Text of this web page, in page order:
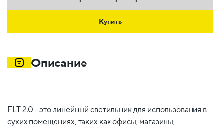
Купить
Описание
FLT 2.0 - это линейный светильник для использования в
сухих помещениях, таких как офисы, магазины,